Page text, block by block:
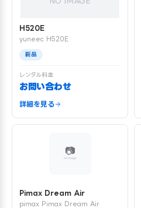
H520E
yuneec H520E
新品
レンタル料金
お問い合わせ
詳細を見る
Pimax Dream Air
pimax Pimax Dream Air